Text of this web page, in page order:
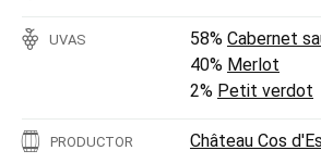
UVAS 58% Cabernet
40% Merlot
2% Petit verdot
PRODUCTOR Château Cos